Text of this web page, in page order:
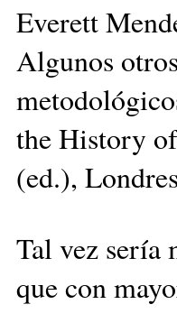
Everett
Algunos
the History
(ed.),
Tal vez sería
que con